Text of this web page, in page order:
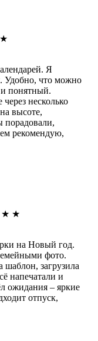
★
Я
Удобно, что можно
понятный.
несколько
высоте,
порадовали,
рекомендую,
★ ★
на Новый год.
фото.
загрузила
напечатали и
ожидания – яркие
отпуск,